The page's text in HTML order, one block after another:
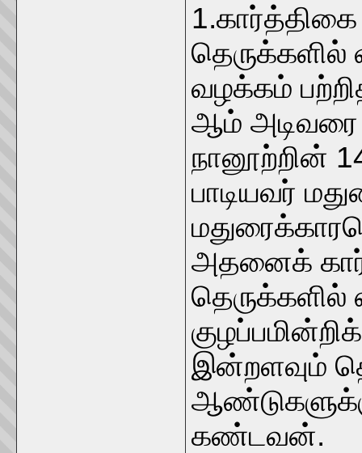
1.கார்த்திகை
தெருக்களில்
வழக்கம்
ஆம் அடிவரை
நானூற்றின்
பாடியவர்
அதனைக்
தெருக்களில்
இன்றளவும்
கண்டவன்.